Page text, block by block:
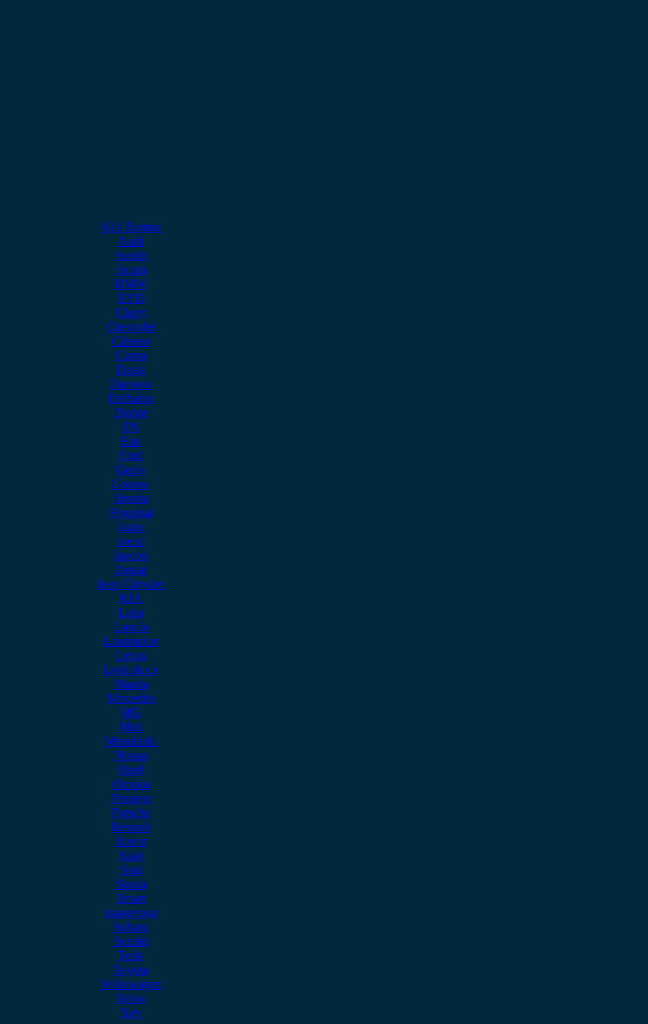
Alfa Romeo
Audi
Austin
Acura
BMW
BYD
Chery
Chevrolet
Citroen
Cupra
Dacia
Daewoo
Daihatsu
Dodge
DS
Fiat
Ford
Geely
Gonow
Honda
Hyundai
Isuzu
iveco
Jaecoo
Jaguar
Jeep Chrysler
KIA
Lada
Lancia
Leapmotor
Lexus
Lynk & co
Mazda
Mercedes
MG
Mini
Mitsubishi
Nissan
Opel
Omoda
Peugeot
Porsche
Renault
Rover
Saab
Seat
Skoda
Smart
ssangyong
Subaru
Suzuki
Tesla
Toyota
Volkswagen
Volvo
Xev